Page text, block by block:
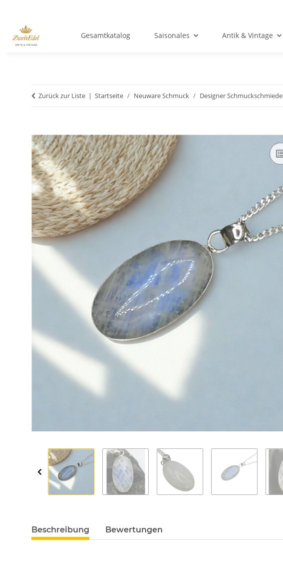
Gesamtkatalog Saisonales Antik & Vintage
Zurück zur Liste Startseite Neuware Schmuck Designer Schmuckschmiede
Beschreibung Bewertungen